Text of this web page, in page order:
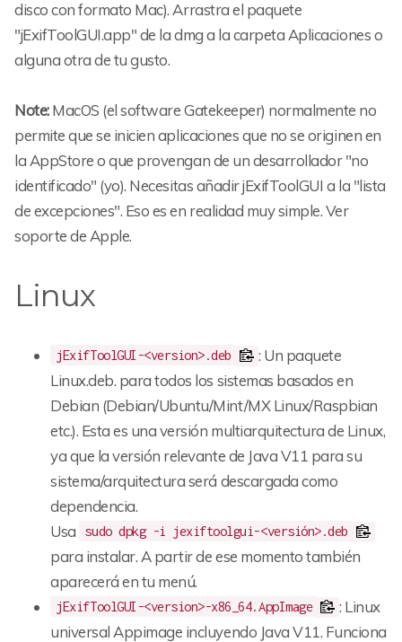
disco con formato Mac). Arrastra el paquete
"jExifToolGUI.app" de la dmg a la carpeta Aplicaciones o
alguna otra de tu gusto.
Note:MacOS (el software Gatekeeper) normalmente no
permite que se inicien aplicaciones que no se originen en
la AppStore o que provengan de un desarrollador "no
identificado" (yo). Necesitas añadir jExifToolGUI a la "lista
de excepciones". Eso es en realidad muy simple. Ver
soporte de Apple.
Linux
jExifToolGUI-<version>.deb
: Un paquete
Linux.deb. para todos los sistemas basados en
Debian (Debian/Ubuntu/Mint/MX Linux/Raspbian
etc.). Esta es una versión multiarquitectura de Linux,
ya que la versión relevante de Java V11 para su
sistema/arquitectura será descargada como
dependencia.
Usa
sudo dpkg -i jexiftoolgui-<versión>.deb
para instalar. A partir de ese momento también
aparecerá en tu menú.
jExifToolGUI-<version>-x86_64.AppImage
: Linux
universal Appimage incluyendo Java V11. Funciona